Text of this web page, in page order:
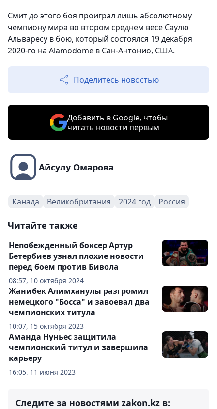
Смит до этого боя проиграл лишь абсолютному
чемпиону мира во втором среднем весе Саулю
Альваресу в бою, который состоялся 19 декабря
2020-го на Alamodome в Сан-Антонио, США.
Поделитесь новостью
Добавить в Google, чтобы
читать новости первым
Айсулу Омарова
Канада Великобритания 2024 год Россия
Читайте также
08:57, 10 октября 2024
Непобежденный боксер Артур
Бетербиев узнал плохие новости
перед боем против Бивола
10:07, 15 октября 2023
Жанибек Алимханулы разгромил
немецкого "Босса" и завоевал два
чемпионских титула
16:05, 11 июня 2023
Аманда Нуньес защитила
чемпионский титул и завершила
карьеру
Следите за новостями zakon.kz в: